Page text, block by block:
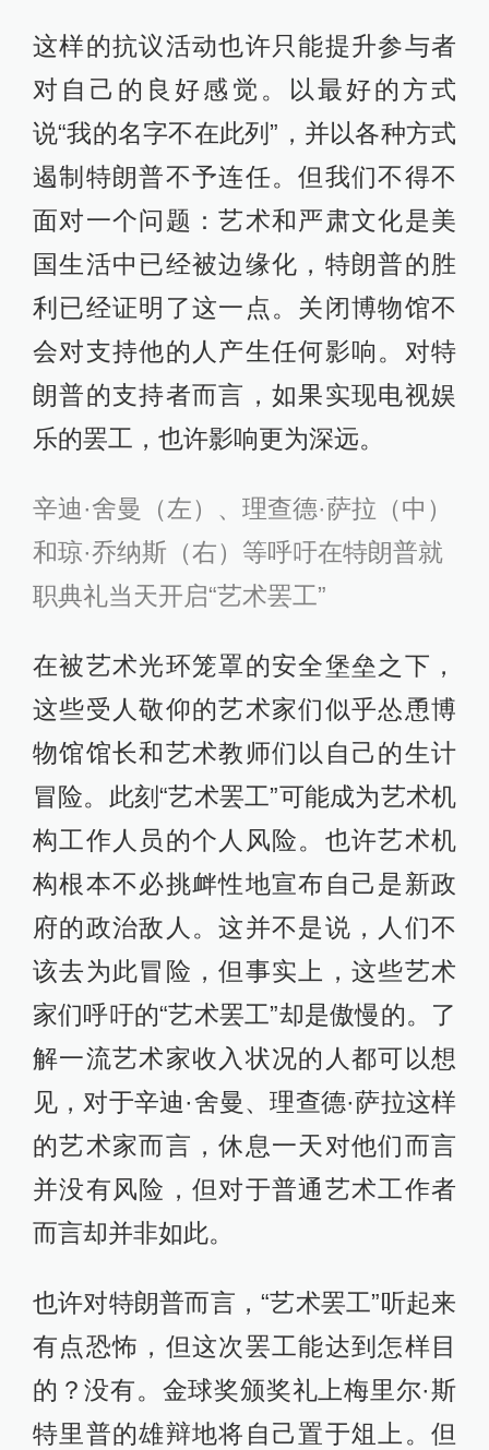
这样的抗议活动也许只能提升参与者
对自己的良好感觉。以最好的方式
说“我的名字不在此列”，并以各种方式
遏制特朗普不予连任。但我们不得不
面对一个问题：艺术和严肃文化是美
国生活中已经被边缘化，特朗普的胜
利已经证明了这一点。关闭博物馆不
会对支持他的人产生任何影响。对特
朗普的支持者而言，如果实现电视娱
乐的罢工，也许影响更为深远。
辛迪·舍曼（左）、理查德·萨拉（中）
和琼·乔纳斯（右）等呼吁在特朗普就
职典礼当天开启“艺术罢工”
在被艺术光环笼罩的安全堡垒之下，
这些受人敬仰的艺术家们似乎怂恿博
物馆馆长和艺术教师们以自己的生计
冒险。此刻“艺术罢工”可能成为艺术机
构工作人员的个人风险。也许艺术机
构根本不必挑衅性地宣布自己是新政
府的政治敌人。这并不是说，人们不
该去为此冒险，但事实上，这些艺术
家们呼吁的“艺术罢工”却是傲慢的。了
解一流艺术家收入状况的人都可以想
见，对于辛迪·舍曼、理查德·萨拉这样
的艺术家而言，休息一天对他们而言
并没有风险，但对于普通艺术工作者
而言却并非如此。
也许对特朗普而言，“艺术罢工”听起来
有点恐怖，但这次罢工能达到怎样目
的？没有。金球奖颁奖礼上梅里尔·斯
特里普的雄辩地将自己置于俎上。但